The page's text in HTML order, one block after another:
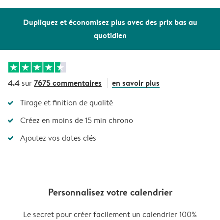
Dupliquez et économisez plus avec des prix bas au
quotidien
4.4 sur7675 commentaires en savoir plus
Tirage et finition de qualité
Créez en moins de 15 min chrono
Ajoutez vos dates clés
Personnalisez votre calendrier
Le secret pour créer facilement un calendrier 100%